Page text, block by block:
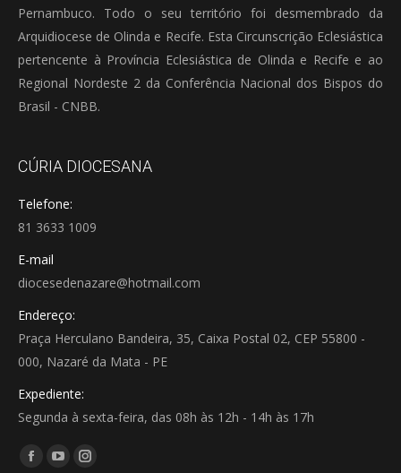
Pernambuco. Todo o seu território foi desmembrado da
Arquidiocese de Olinda e Recife. Esta Circunscrição Eclesiástica
pertencente à Província Eclesiástica de Olinda e Recife e ao
Regional Nordeste 2 da Conferência Nacional dos Bispos do
Brasil - CNBB.
CÚRIA DIOCESANA
Telefone:
81 3633 1009
E-mail
diocesedenazare@hotmail.com
Endereço:
Praça Herculano Bandeira, 35, Caixa Postal 02, CEP 55800 -
000, Nazaré da Mata - PE
Expediente:
Segunda à sexta-feira, das 08h às 12h - 14h às 17h
Encontre-nos em:
Facebook
YouTubeInstagram